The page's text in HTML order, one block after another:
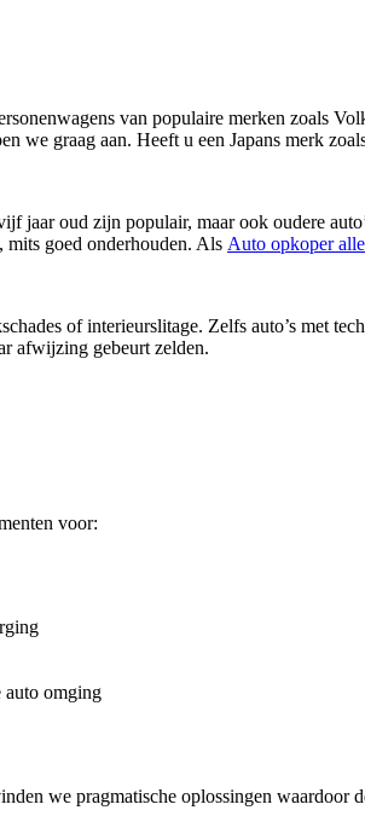
van populaire merken zoals
graag aan. Heeft u een Japans merk
jaar oud zijn populair, maar ook oudere
goed onderhouden. Als Auto opkoper
of interieurslitage. Zelfs auto’s met
afwijzing gebeurt zelden.
voor:
auto omging
we pragmatische oplossingen waardoor